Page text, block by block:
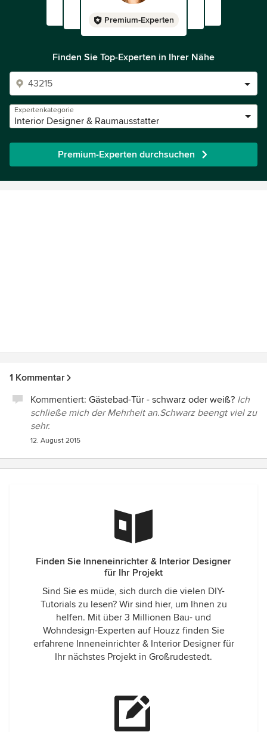
Premium-Experten
Finden Sie Top-Experten in Ihrer Nähe
Expertenkategorie
Interior Designer & Raumausstatter
Premium-Experten durchsuchen
1 Kommentar
Kommentiert: Gästebad-Tür - schwarz oder weiß? Ich
schließe mich der Mehrheit an.Schwarz beengt viel zu
sehr.
12. August 2015
Finden Sie Inneneinrichter & Interior Designer
für Ihr Projekt
Sind Sie es müde, sich durch die vielen DIY-
Tutorials zu lesen? Wir sind hier, um Ihnen zu
helfen. Mit über 3 Millionen Bau- und
Wohndesign-Experten auf Houzz finden Sie
erfahrene Inneneinrichter & Interior Designer für
Ihr nächstes Projekt in Großrudestedt.